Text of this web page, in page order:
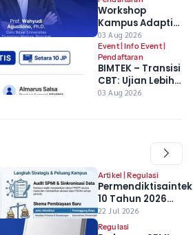
Stabilitas
Semester Ganjil,
dan Kesiapan
PDDikti
Workshop
Kampus Adaptif
2026 –
Transformasi
Digital dan
Strategi
Implementasi
Regulasi Terbaru
03 Aug 2026
Event|Info Event|
Pendaftaran
BIMTEK – Transisi
CBT: Ujian Lebih
Andal dan
03 Aug 2026
Artikel |Regulasi
Permendiktisaintek
10 Tahun 2026
Resmi Berlaku, Apa
Perubahan yang
22 Jul 2026
Regulasi